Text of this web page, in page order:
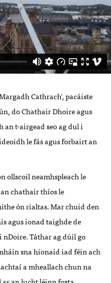
Cathrach', pacáiste
do Chathair Dhoire agus
an t-airgead seo ag dul i
le fás agus forbairt an
ollscoil neamhspleach le
chathair thíos le
ón rialtas. Mar chuid den
agus ionad taighde de
Táthar ag dúil go
sna hionaid iad féin ach
a mheallach chun na